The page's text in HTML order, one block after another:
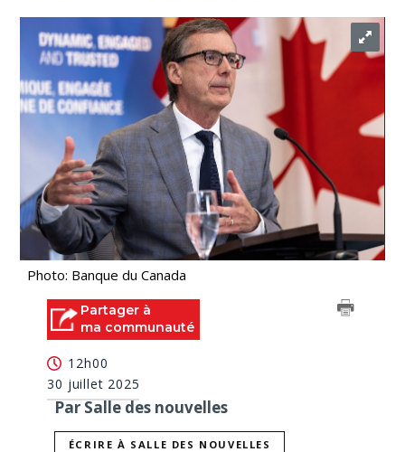
Photo: Banque du Canada
Partager à
ma communauté
12h00
30 juillet 2025
Par Salle des nouvelles
ÉCRIRE À SALLE DES NOUVELLES